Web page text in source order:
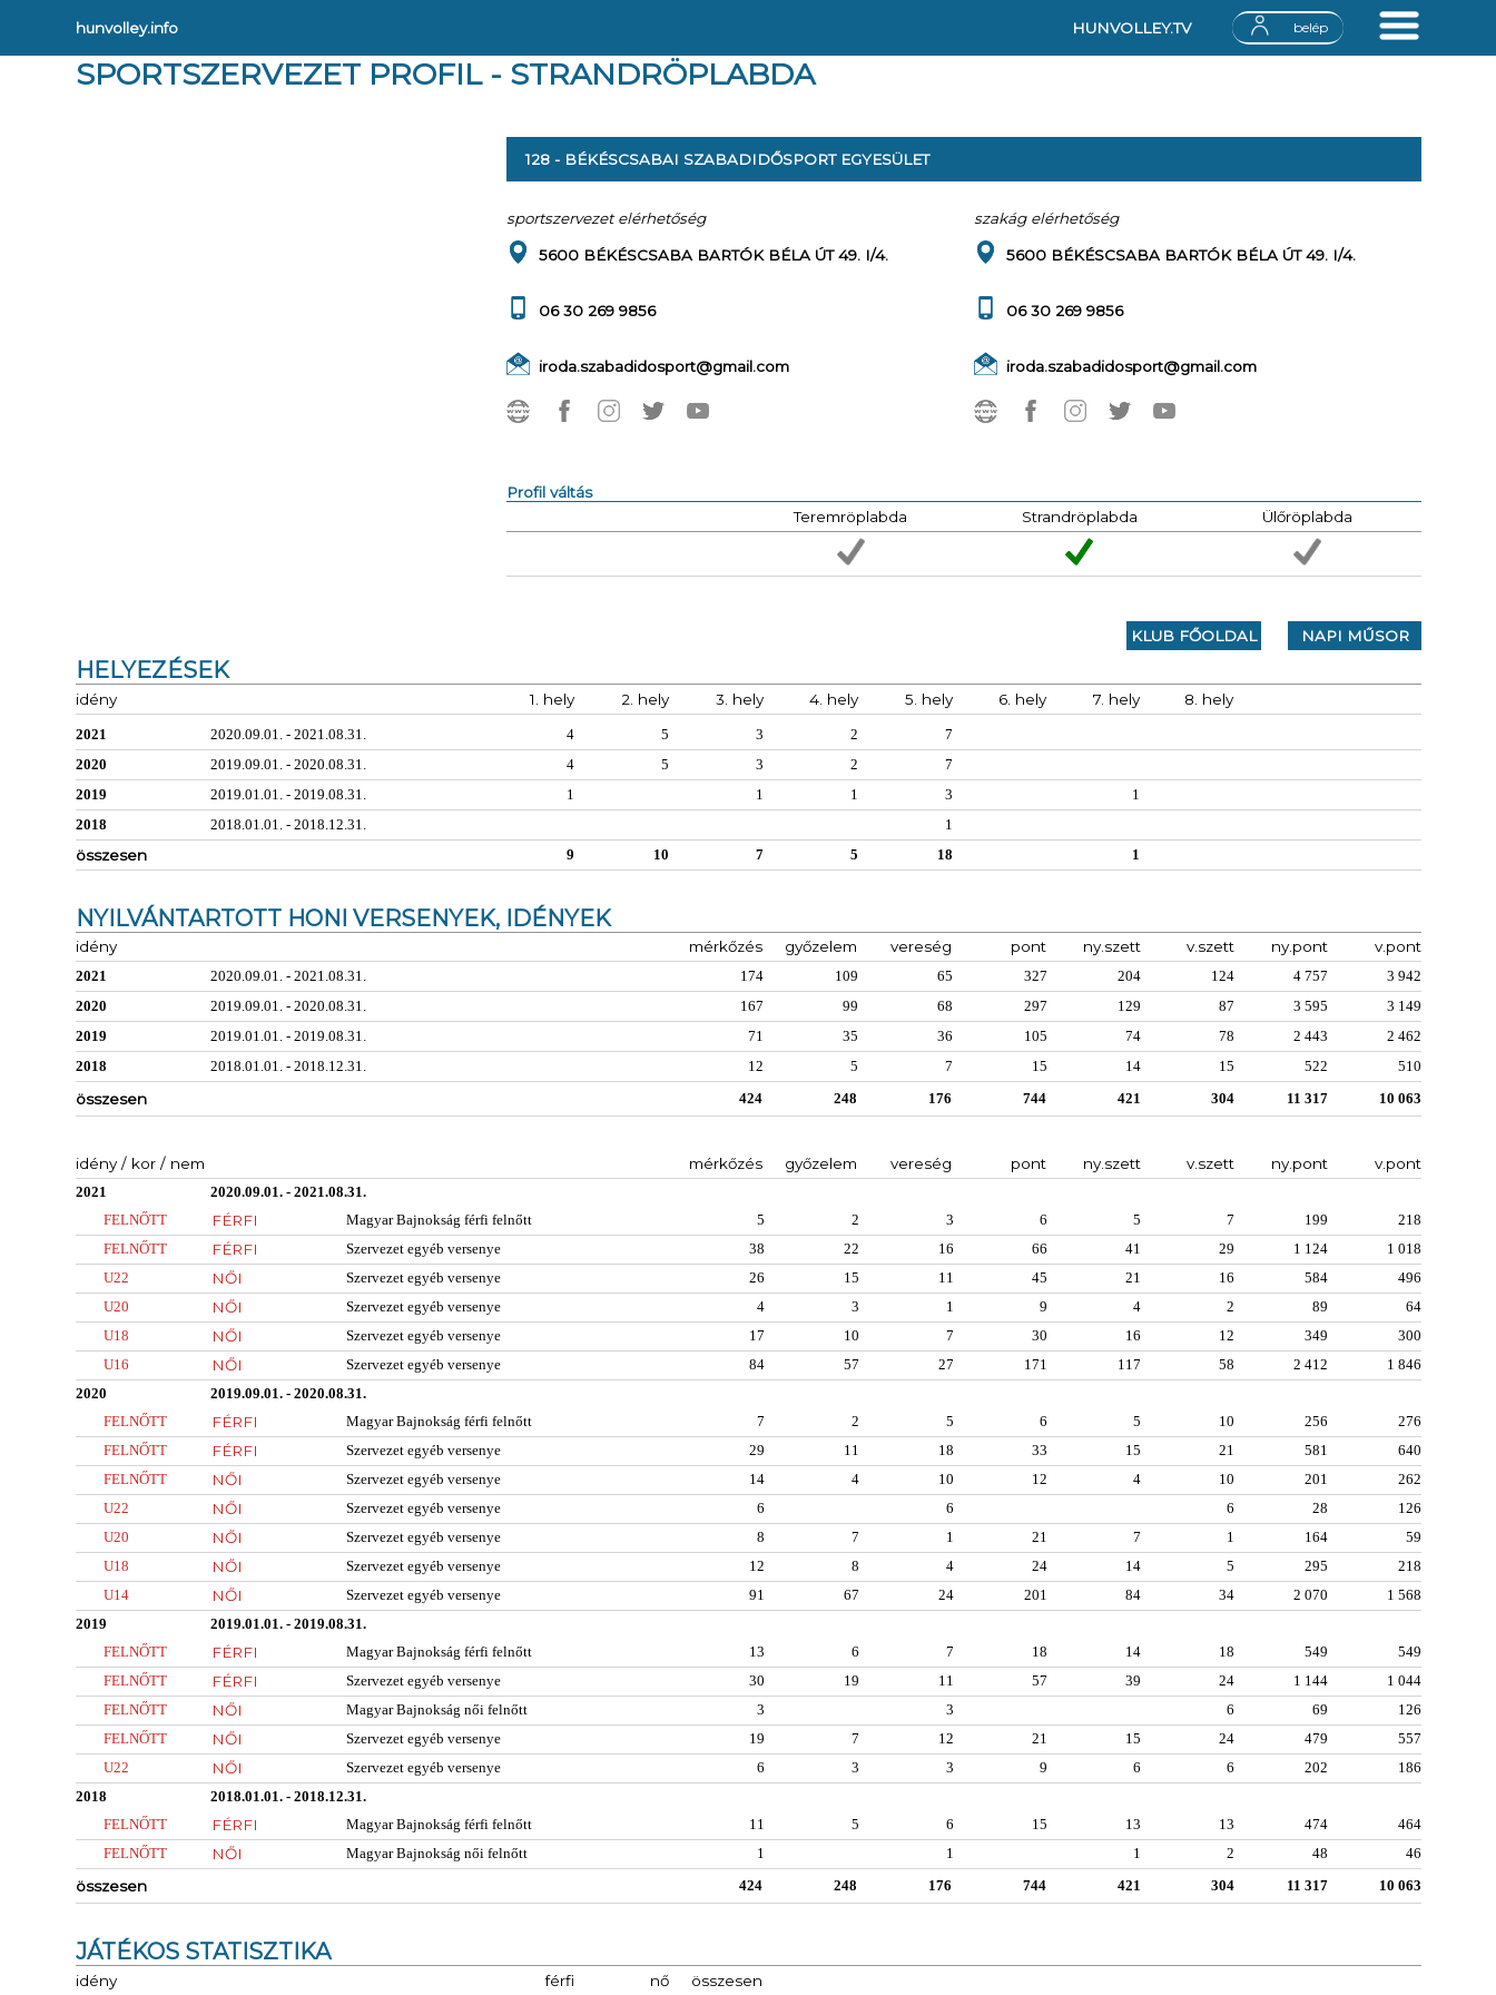
hunvolley.info HUNVOLLEY.TV belép
SPORTSZERVEZET PROFIL - STRANDRÖPLABDA
128 - BÉKÉSCSABAI SZABADIDŐSPORT EGYESÜLET
sportszervezet elérhetőség szakág elérhetőség
5600 BÉKÉSCSABA BARTÓK BÉLA ÚT 49. I/4.
06 30 269 9856
iroda.szabadidosport@gmail.com
5600 BÉKÉSCSABA BARTÓK BÉLA ÚT 49. I/4.
06 30 269 9856
iroda.szabadidosport@gmail.com
Profil váltás
Teremröplabda
Strandröplabda Ülőröplabda
KLUB FŐOLDAL NAPI MŰSOR
HELYEZÉSEK
idény 1. hely 2. hely 3. hely 4. hely 5. hely 6. hely 7. hely 8. hely
2021 2020.09.01. - 2021.08.31. 4 5 3 2
7
2020
2019.09.01. - 2020.08.31. 4 5 3 2
7
2019
2019.01.01. - 2019.08.31. 1 1 1 3
1
2018
2018.01.01. - 2018.12.31. 1
összesen 9 10 7 5 18 1
NYILVÁNTARTOTT HONI VERSENYEK, IDÉNYEK
idény mérkőzés győzelem vereség pont ny.szett v.szett ny.pont v.pont
2021 2020.09.01. - 2021.08.31. 174 109 65 327 204 124 4 757
3 942
2020
2019.09.01. - 2020.08.31. 167 99 68 297 129 87 3 595
3 149
2019
2019.01.01. - 2019.08.31. 71 35 36 105 74 78 2 443
2 462
2018
2018.01.01. - 2018.12.31. 12 5 7 15 14 15 522 510
összesen 424 248 176 744 421 304 11 317 10 063
idény / kor / nem mérkőzés győzelem vereség pont ny.szett v.szett ny.pont v.pont
2021
2020.09.01. - 2021.08.31.
FELNŐTT
FÉRFI Magyar Bajnokság férfi felnőtt 5 2 3 6 5 7 199
218
FELNŐTT
FÉRFI Szervezet egyéb versenye 38 22 16 66 41 29 1 124
1 018
U22
NŐI Szervezet egyéb versenye 26 15 11 45 21 16 584
496
U20
NŐI Szervezet egyéb versenye 4 3 1 9 4 2 89
64
U18
NŐI Szervezet egyéb versenye 17 10 7 30 16 12 349
300
U16
NŐI Szervezet egyéb versenye 84 57 27 171 117 58 2 412
1 846
2020
2019.09.01. - 2020.08.31.
FELNŐTT
FÉRFI Magyar Bajnokság férfi felnőtt 7 2 5 6 5 10 256
276
FELNŐTT
FÉRFI Szervezet egyéb versenye 29 11 18 33 15 21 581
640
FELNŐTT
NŐI Szervezet egyéb versenye 14 4 10 12 4 10 201
262
U22
NŐI Szervezet egyéb versenye 6 6 6 28
126
U20
NŐI Szervezet egyéb versenye 8 7 1 21 7 1 164
59
U18
NŐI Szervezet egyéb versenye 12 8 4 24 14 5 295
218
U14
NŐI Szervezet egyéb versenye 91 67 24 201 84 34 2 070
1 568
2019
2019.01.01. - 2019.08.31.
FELNŐTT
FÉRFI Magyar Bajnokság férfi felnőtt 13 6 7 18 14 18 549
549
FELNŐTT
FÉRFI Szervezet egyéb versenye 30 19 11 57 39 24 1 144
1 044
FELNŐTT
NŐI Magyar Bajnokság női felnőtt 3 3 6 69
126
FELNŐTT
NŐI Szervezet egyéb versenye 19 7 12 21 15 24 479
557
U22
NŐI Szervezet egyéb versenye 6 3 3 9 6 6 202
186
2018
2018.01.01. - 2018.12.31.
FELNŐTT
FÉRFI Magyar Bajnokság férfi felnőtt 11 5 6 15 13 13 474
464
FELNŐTT
NŐI Magyar Bajnokság női felnőtt 1 1 1 2 48 46
összesen 424 248 176 744 421 304 11 317 10 063
JÁTÉKOS STATISZTIKA
idény férfi nő összesen